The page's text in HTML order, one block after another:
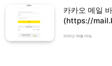
카카오 메일
(https://
2026년 08월 03일